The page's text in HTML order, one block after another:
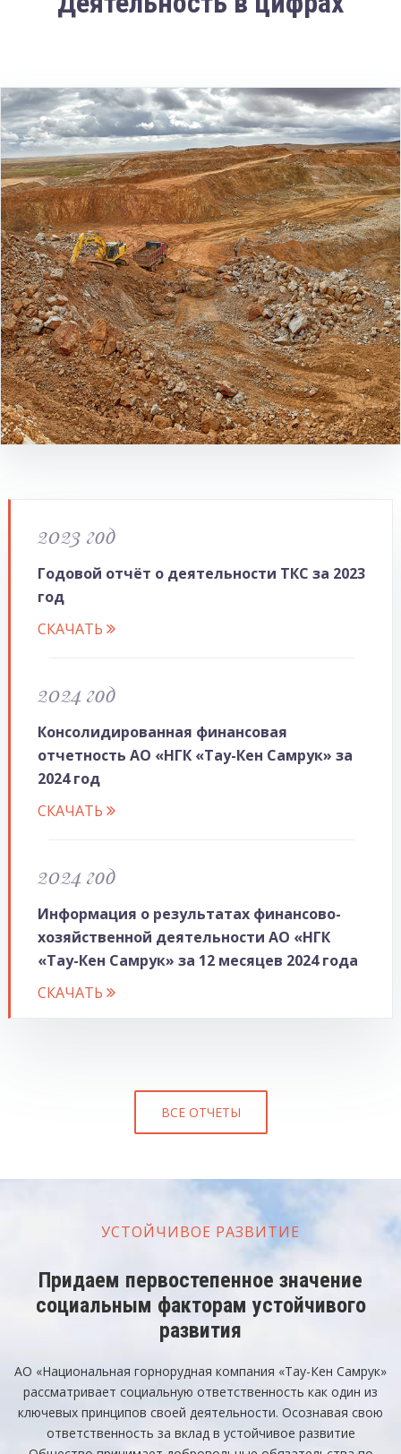
2023 год
Годовой отчёт о деятельности ТКС за 2023
год
CКАЧАТЬ
2024 год
Консолидированная финансовая
отчетность АО «НГК «Тау-Кен Самрук» за
2024 год
CКАЧАТЬ
2024 год
Информация о результатах финансово-
хозяйственной деятельности АО «НГК
«Тау-Кен Самрук» за 12 месяцев 2024 года
CКАЧАТЬ
ВСЕ ОТЧЕТЫ
УСТОЙЧИВОЕ РАЗВИТИЕ
Придаем первостепенное значение
социальным факторам устойчивого
развития
АО «Национальная горнорудная компания «Тау-Кен Самрук»
рассматривает социальную ответственность как один из
ключевых принципов своей деятельности. Осознавая свою
ответственность за вклад в устойчивое развитие